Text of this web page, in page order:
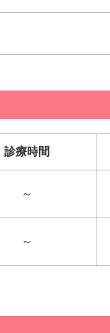
診療時間
～
～